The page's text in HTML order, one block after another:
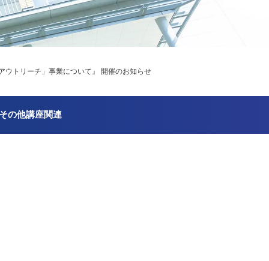
ウトリーチ」事業について』 開催のお知らせ
の他講座関連